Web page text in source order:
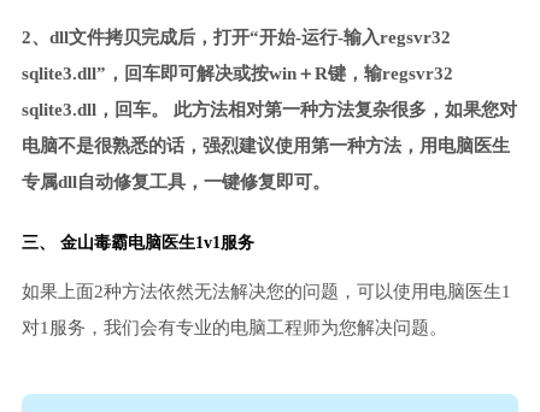
2、dll文件拷贝完成后，打开“开始-运行-输入regsvr32
sqlite3.dll”，回车即可解决或按win＋R键，输regsvr32
sqlite3.dll，回车。 此方法相对第一种方法复杂很多，如果您对
电脑不是很熟悉的话，强烈建议使用第一种方法，用电脑医生
专属dll自动修复工具，一键修复即可。
三、 金山毒霸电脑医生1v1服务
如果上面2种方法依然无法解决您的问题，可以使用电脑医生1
对1服务，我们会有专业的电脑工程师为您解决问题。